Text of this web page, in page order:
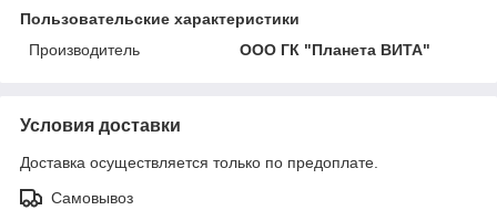
Пользовательские характеристики
Производитель
ООО ГК "Планета ВИТА"
Условия доставки
Доставка осуществляется только по предоплате.
Самовывоз